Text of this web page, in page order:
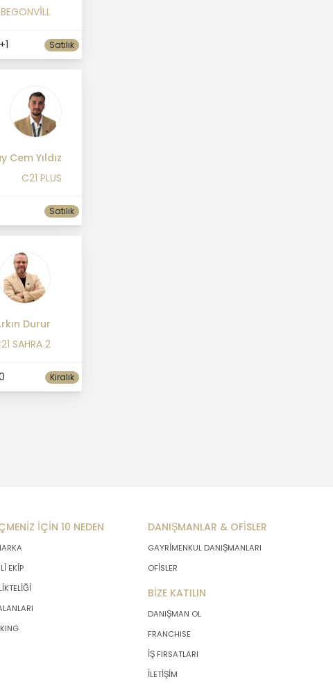
Satılık
Cem Yıldız
C21 PLUS
Satılık
Durur
SAHRA 2
Kiralık
İÇİN 10 NEDEN
EKİP
DANIŞMANLAR & OFİSLER
GAYRİMENKUL DANIŞMANLARI
OFİSLER
BİZE KATILIN
DANIŞMAN OL
FRANCHISE
İŞ FIRSATLARI
İLETİŞİM